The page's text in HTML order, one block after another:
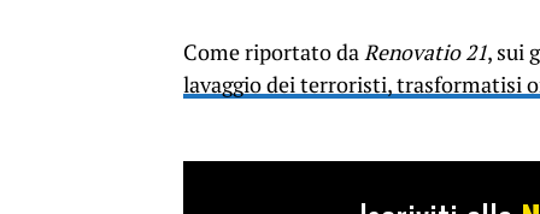
Come riportato daRenovatio 21, sui g
lavaggio dei terroristi, trasformatisi